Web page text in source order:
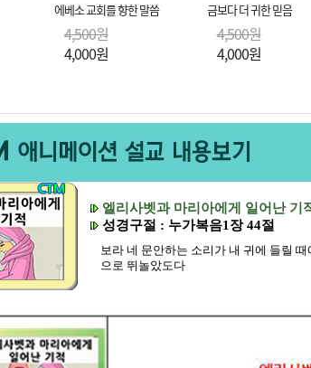
에베소 교회를 향한 말씀
4,500원
4,000원
금보다 더 귀한 믿음
4,500원
4,000원